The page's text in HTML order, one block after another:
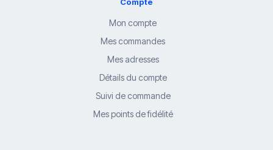
Mon compte
Mes commandes
Mes adresses
Détails du compte
Suivi de commande
Mes points de fidélité